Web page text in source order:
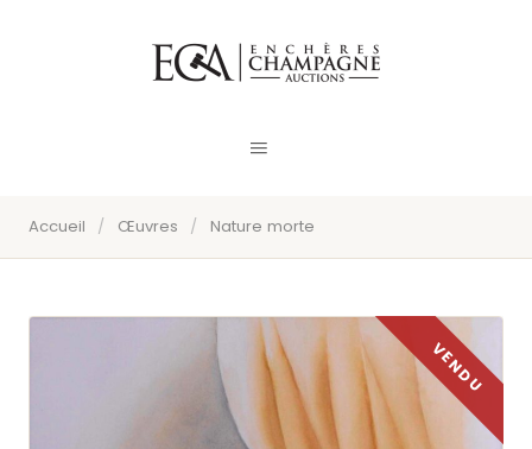
Accueil / Œuvres / Nature morte